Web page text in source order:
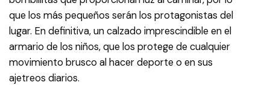
que los más pequeños serán los protagonistas del
lugar. En definitiva, un calzado imprescindible en el
armario de los niños, que los protege de cualquier
movimiento brusco al hacer deporte o en sus
ajetreos diarios.